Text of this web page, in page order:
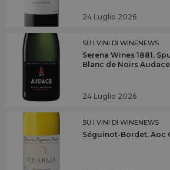
24 Luglio 2026
SU I VINI DI WINENEWS
Serena Wines 1881,
Blanc de Noirs Audace
24 Luglio 2026
SU I VINI DI WINENEWS
Séguinot-Bordet, Aoc